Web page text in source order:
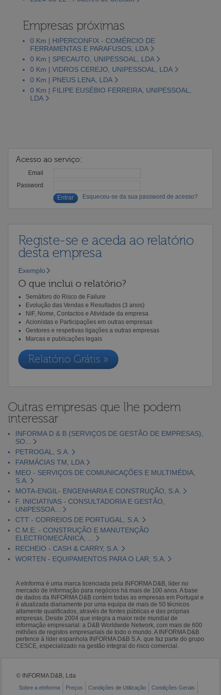
Empresas próximas
0 Km | HIPERCONFIX - COMÉRCIO DE
FERRAMENTAS E PARAFUSOS, LDA
0 Km | SPECAUTO, UNIPESSOAL, LDA
0 Km | VIDROS CEREJO, UNIPESSOAL, LDA
0 Km | PNEUS LENA, LDA
0 Km | FILIPE EUSÉBIO FERREIRA, UNIPESSOAL,
LDA
Acesso ao serviço:
Email
Password
Esqueceu-se da sua password de acesso?
Registe-se e aceda ao relatório
desta empresa
Exemplo
O que inclui o relatório?
Semáforo do Risco de Failure
Evolução das Vendas e Resultados (3 anos)
NIF, Nome, Contactos e Atividade da empresa
Acionistas e Participações em outras empresas
Gestores e respetivas ligações a outras empresas
Marcas e publicações legais
Relatório Grátis »
Outras empresas que lhe podem
interessar
INFORMA D & B (SERVIÇOS DE GESTÃO DE EMPRESAS),
SO...
PETROGAL, S.A.
FARMÁCIAS TM, LDA
MEO - SERVIÇOS DE COMUNICAÇÕES E MULTIMÉDIA,
S.A.
MOTA-ENGIL- ENGENHARIA E CONSTRUÇÃO, S.A.
F. INICIATIVAS - CONSULTADORIA E GESTÃO,
UNIPESSOA...
CTT - CORREIOS DE PORTUGAL, S.A.
C.M.E. - CONSTRUÇÃO E MANUTENÇÃO
ELECTROMECÂNICA, ...
RECHEIO - CASH & CARRY, S.A.
WORTEN - EQUIPAMENTOS PARA O LAR, S.A.
A eInforma é uma marca licenciada pela INFORMA D&B, líder no
mercado de informação para negócios há mais de 100 anos. A base
de dados da INFORMA D&B contém todas as empresas em Portugal e
é atualizada diariamente por uma equipa de mais de 50 técnicos
altamente qualificados, através de fontes públicas e das próprias
empresas. Desde 2004 que integra a maior rede mundial de
informação empresarial: a D&B Worldwide Network, com mais de 600
milhões de registos empresariais de todo o mundo. A INFORMA D&B
pertence à líder espanhola INFORMA D&B S.A. que faz parte do grupo
CESCE, especializado na gestão integral do risco comercial.
© INFORMA D&B, Lda
Sobre a eInforma Preços Condições de Utilização Condições Gerais